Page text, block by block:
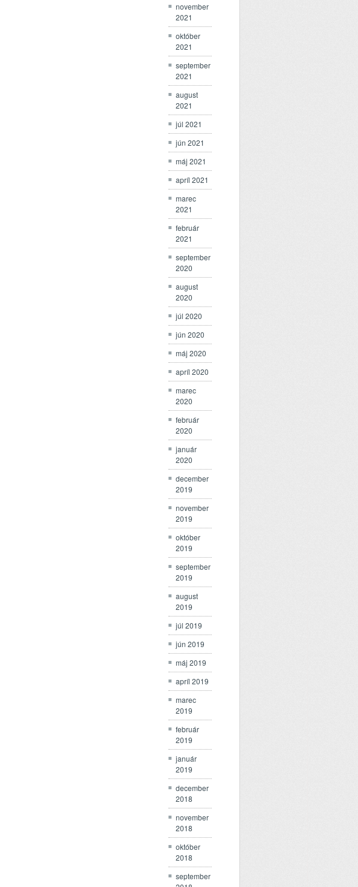
november
2021
október
2021
september
2021
august
2021
júl 2021
jún 2021
máj 2021
apríl 2021
marec
2021
február
2021
september
2020
august
2020
júl 2020
jún 2020
máj 2020
apríl 2020
marec
2020
február
2020
január
2020
december
2019
november
2019
október
2019
september
2019
august
2019
júl 2019
jún 2019
máj 2019
apríl 2019
marec
2019
február
2019
január
2019
december
2018
november
2018
október
2018
september